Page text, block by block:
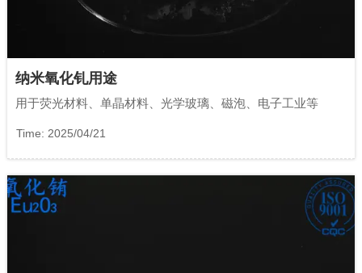
纳米氧化钆用途
用于荧光材料、单晶材料、光学玻璃、磁泡、电子工业等
Time: 2025/04/21